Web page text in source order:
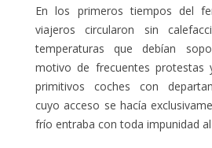
En los primeros tiempos del
viajeros circularon sin
temperaturas que debían
motivo de frecuentes protestas
primitivos coches con
cuyo acceso se hacía
frío entraba con toda impunidad